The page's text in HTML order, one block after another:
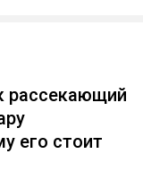
рассекающий
его стоит